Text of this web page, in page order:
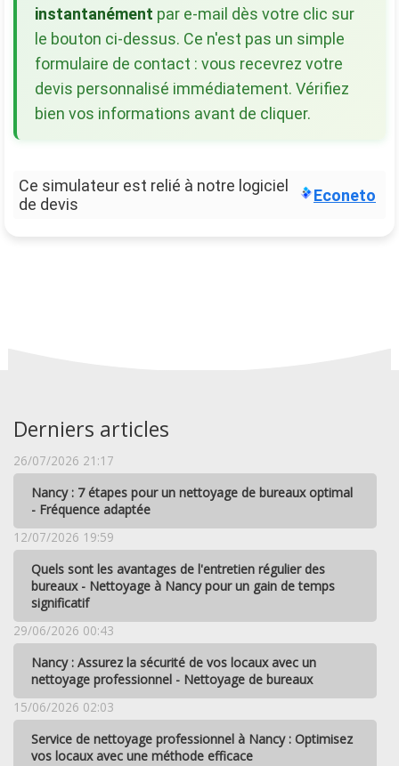
instantanément par e-mail dès votre clic sur
le bouton ci-dessus. Ce n'est pas un simple
formulaire de contact : vous recevrez votre
devis personnalisé immédiatement. Vérifiez
bien vos informations avant de cliquer.
Ce simulateur est relié à notre logiciel
de devis
Econeto
Derniers articles
26/07/2026 21:17
Nancy : 7 étapes pour un nettoyage de bureaux optimal
- Fréquence adaptée
12/07/2026 19:59
Quels sont les avantages de l'entretien régulier des
bureaux - Nettoyage à Nancy pour un gain de temps
significatif
29/06/2026 00:43
Nancy : Assurez la sécurité de vos locaux avec un
nettoyage professionnel - Nettoyage de bureaux
15/06/2026 02:03
Service de nettoyage professionnel à Nancy : Optimisez
vos locaux avec une méthode efficace